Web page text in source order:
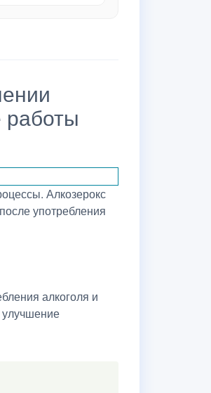
Алкозерокс
употребления
алкоголя и